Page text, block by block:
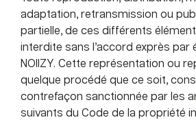
adaptation, retransmission ou
partielle, de ces différents
interdite sans l’accord exprès par
NOIIZY. Cette représentation ou
quelque procédé que ce soit,
contrefaçon sanctionnée par les
suivants du Code de la propriété